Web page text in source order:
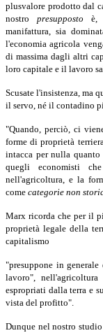
plusvalore prodotto dal
nostro presupposto è,
manifattura, sia
l'economia agricola
di massima dagli altri
loro capitale e il lavoro
Scusate l'insistenza, ma
il servo, né il contadino
"Quando, perciò, ci
forme di proprietà
intacca per nulla quanto
quegli economisti
nell'agricoltura, e la
come categorie non
Marx ricorda che per il
proprietà legale della
capitalismo
"presuppone in
lavoro",
espropriati dalla terra e
vista del profitto".
Dunque nel nostro